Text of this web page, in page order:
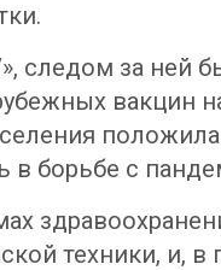
следом за ней
вакцин
в борьбе с
техники, и,